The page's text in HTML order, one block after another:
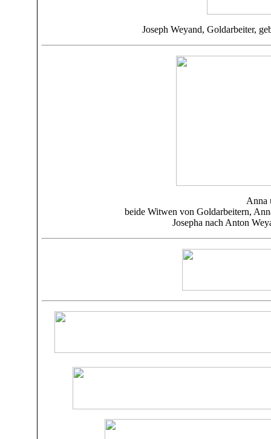
Joseph Weyand, Goldarbeiter,
Anna
beide Witwen von Goldarbeitern,
Josepha nach Anton